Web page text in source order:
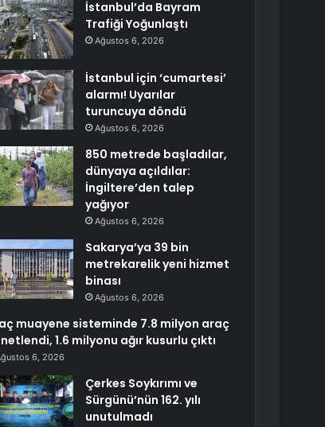
İstanbul’da Bayram
Trafiği Yoğunlaştı
Ağustos 6, 2026
İstanbul için ‘cumartesi’
alarmı! Uyarılar
turuncuya döndü
Ağustos 6, 2026
850 metrede başladılar,
dünyaya açıldılar:
İngiltere’den talep
yağıyor
Ağustos 6, 2026
Sakarya’ya 39 bin
metrekarelik yeni hizmet
binası
Ağustos 6, 2026
muayene sisteminde 7.8 milyon araç
1.6 milyonu ağır kusurlu çıktı
6, 2026
Çerkes Soykırımı ve
Sürgünü’nün 162. yılı
unutulmadı